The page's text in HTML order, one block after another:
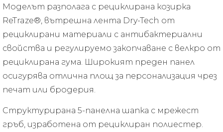
Структурирана 5-панелна шапка с мрежест
гръб, изработена от рециклиран полиестер.
Моделът разполага с рециклирана козирка
ReTraze®, вътрешна лента Dry-Tech от
рециклирани материали с антибактериални
свойства и регулируемо закопчаване с велкро от
рециклирана гума. Широкият преден панел
осигурява отлична площ за персонализация чрез
печат или бродерия.